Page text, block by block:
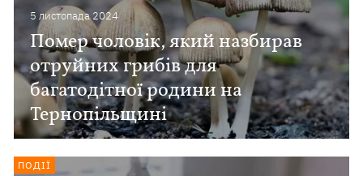
5 листопада 2024
Помер чоловік, який назбирав
отруйних грибів для
багатодітної родини на
Тернопільщині
ПОДІЇ